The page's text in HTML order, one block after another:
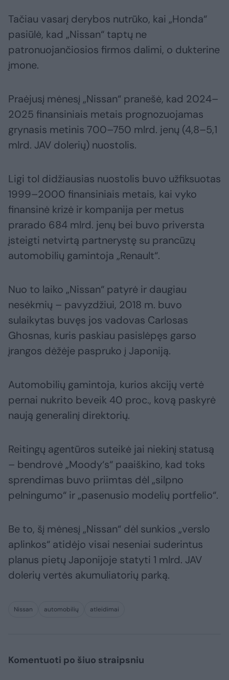
Tačiau vasarį derybos nutrūko, kai „Honda“
pasiūlė, kad „Nissan“ taptų ne
patronuojančiosios firmos dalimi, o dukterine
įmone.
Praėjusį mėnesį „Nissan“ pranešė, kad 2024–
2025 finansiniais metais prognozuojamas
grynasis metinis 700–750 mlrd. jenų (4,8–5,1
mlrd. JAV dolerių) nuostolis.
Ligi tol didžiausias nuostolis buvo užfiksuotas
1999–2000 finansiniais metais, kai vyko
finansinė krizė ir kompanija per metus
prarado 684 mlrd. jenų bei buvo priversta
įsteigti netvirtą partnerystę su prancūzų
automobilių gamintoja „Renault“.
Nuo to laiko „Nissan“ patyrė ir daugiau
nesėkmių – pavyzdžiui, 2018 m. buvo
sulaikytas buvęs jos vadovas Carlosas
Ghosnas, kuris paskiau pasislėpęs garso
įrangos dėžėje paspruko į Japoniją.
Automobilių gamintoja, kurios akcijų vertė
pernai nukrito beveik 40 proc., kovą paskyrė
naują generalinį direktorių.
Reitingų agentūros suteikė jai niekinį statusą
– bendrovė „Moody‘s“ paaiškino, kad toks
sprendimas buvo priimtas dėl „silpno
pelningumo“ ir „pasenusio modelių portfelio“.
Be to, šį mėnesį „Nissan“ dėl sunkios „verslo
aplinkos“ atidėjo visai neseniai suderintus
planus pietų Japonijoje statyti 1 mlrd. JAV
dolerių vertės akumuliatorių parką.
Nissan automobilių atleidimai
Komentuoti po šiuo straipsniu